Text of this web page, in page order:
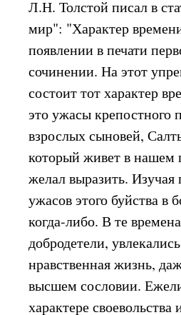
Л.Н. Толстой писал в
мир": "Характер
появлении в печати
сочинении. На этот
состоит тот характер
это ужасы крепостного
взрослых сыновей,
который живет в нашем
желал выразить.
ужасов этого буйства
когда-либо. В те
добродетели,
нравственная жизнь,
высшем сословии.
характере